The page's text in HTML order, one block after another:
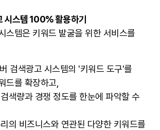
시스템 100% 활용하기
스템은 키워드 발굴을 위한 서비스를
검색광고 시스템의 '키워드 도구'를
드를 확장하고,
색량과 경쟁 정도를 한눈에 파악할 수
의 비즈니스와 연관된 다양한 키워드를